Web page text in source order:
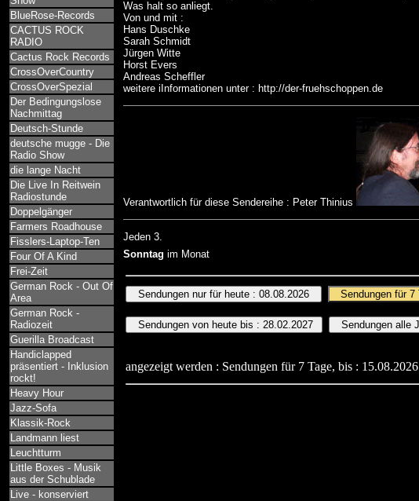
BlueRose-Records
CACTUS ROCK
RADIO
Cactus Rock Records
CrossOverCountry
CrossOverSpezial
Der Bedingungslose
Nachmittag
Deutsch-Stunde
deutsche mugge - Die
Radio Show
die lange Nacht
Die Live In Reitwein
Radiostunde
Doppelgänger
Farmers Roadhouse
Fisslers-Laptop-Ten
Four Of A Kind
Frei-Zeit
German Rock - Out Of
Area
German Rock -
Radiozeit
Guerilla Broadcast
Handiclapped
präsentiert - Inklusion
rockt!
Heavy Hour
Jazz-Sofa
Klassik-Rock
Landmann liest
Leuchtturm
Little Boxes - Musik
aus der Schublade
Live - konserviert
Was halt so anliegt.
Von und mit :
Hans Duschke
Sarah Schmidt
Jürgen Witte
Horst Evers
Andreas Scheffler
weitere iInformationen unter : http://der-fruehschoppen.de
Verantwortlich für diese Sendereihe : Peter Thinius
Jeden 3.
Sonntag im Monat
angezeigt werden : Sendungen für 7 Tage, bis : 15.08.2026